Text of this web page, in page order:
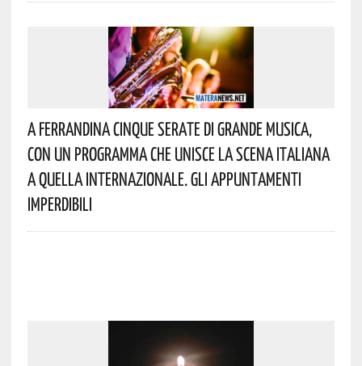
A Ferrandina Cinque Serate Di Grande Musica,
Con Un Programma Che Unisce La Scena Italiana
A Quella Internazionale. Gli Appuntamenti
Imperdibili